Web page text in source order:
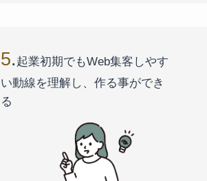
5. 起業初期でもWeb集客しやす
い動線を理解し、作る事ができ
る